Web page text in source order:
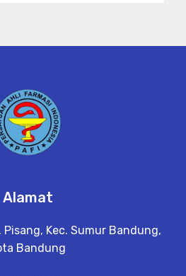
Alamat
Kec. Sumur Bandung,
Bandung